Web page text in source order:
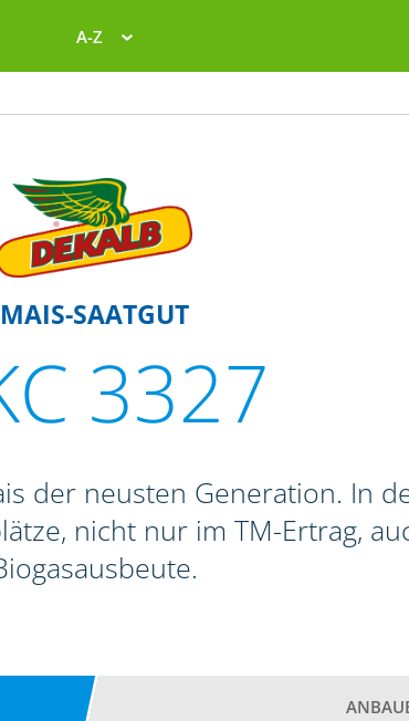
A-Z
MAIS-SAATGUT
3327
der neusten Generation. In
nicht nur im TM-Ertrag,